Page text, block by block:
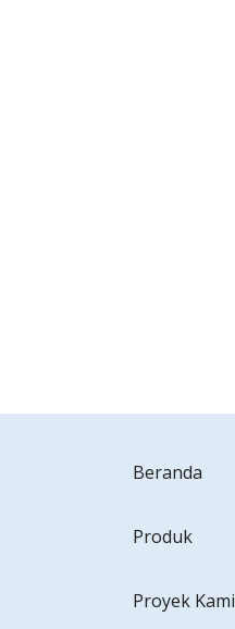
Beranda
Produk
Proyek Kami